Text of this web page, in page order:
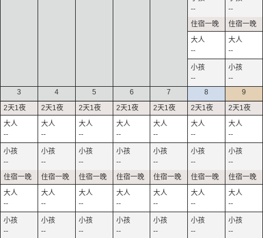
--
--
--
--
--
--
3
--
--
--
--
4
--
--
--
--
5
--
--
--
--
6
--
--
--
--
7
--
--
--
--
8
--
--
--
--
9
--
--
--
--